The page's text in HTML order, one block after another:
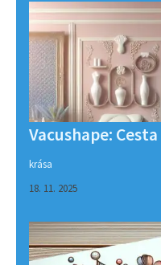
Vacushape:
krása
18. 11. 2025